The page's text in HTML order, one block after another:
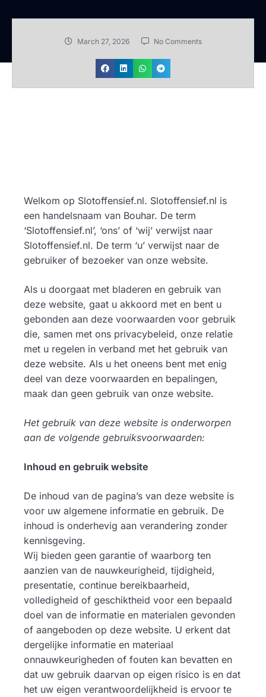
March 27, 2026 No Comments
Welkom op Slotoffensief.nl. Slotoffensief.nl is
een handelsnaam van Bouhar. De term
‘Slotoffensief.nl’, ‘ons’ of ‘wij’ verwijst naar
Slotoffensief.nl. De term ‘u’ verwijst naar de
gebruiker of bezoeker van onze website.
Als u doorgaat met bladeren en gebruik van
deze website, gaat u akkoord met en bent u
gebonden aan deze voorwaarden voor gebruik
die, samen met ons privacybeleid, onze relatie
met u regelen in verband met het gebruik van
deze website. Als u het oneens bent met enig
deel van deze voorwaarden en bepalingen,
maak dan geen gebruik van onze website.
Het gebruik van deze website is onderworpen
aan de volgende gebruiksvoorwaarden:
Inhoud en gebruik website
De inhoud van de pagina’s van deze website is
voor uw algemene informatie en gebruik. De
inhoud is onderhevig aan verandering zonder
kennisgeving.
Wij bieden geen garantie of waarborg ten
aanzien van de nauwkeurigheid, tijdigheid,
presentatie, continue bereikbaarheid,
volledigheid of geschiktheid voor een bepaald
doel van de informatie en materialen gevonden
of aangeboden op deze website. U erkent dat
dergelijke informatie en materiaal
onnauwkeurigheden of fouten kan bevatten en
dat uw gebruik daarvan op eigen risico is en dat
het uw eigen verantwoordelijkheid is ervoor te